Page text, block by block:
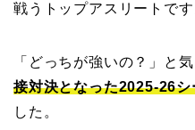
戦うトップアスリートです
「どっちが強いの？」と
接対決となった2025-26
した。